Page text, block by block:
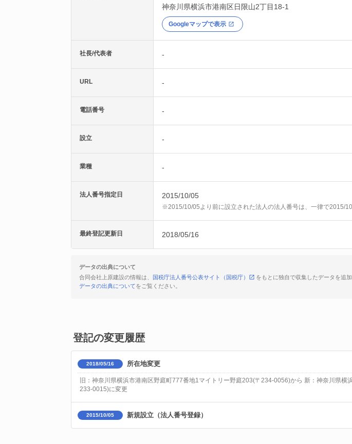
神奈川県横浜市港南区日限山2丁目18-1
Googleマップで表示
社長/代表者 -
URL -
電話番号 -
設立 -
業種 -
法人番号指定日 2015/10/05
※2015/10/05より前に設立された法人の法人番号は、一律で2015/
最終登記更新日 2018/05/16
データの出典について
合同会社上原建設の情報は、
国税庁法人番号公表サイト（国税庁）
をもとに独自で収集したデータを追
データの出典についてをご覧ください。
登記の変更履歴
2018/05/16 所在地変更
旧：神奈川県横浜市港南区野庭町777番地1マイトリー野庭203(〒234-0056)から 新：神奈川県横
233-0015)に変更
2015/10/05 新規設立（法人番号登録）